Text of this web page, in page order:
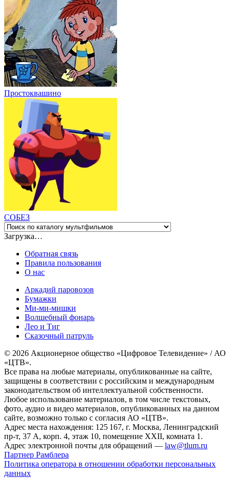
Простоквашино
СОБЕЗ
Загрузка…
Обратная связь
Правила пользования
О нас
Аркадий паровозов
Бумажки
Ми-ми-мишки
Волшебный фонарь
Лео и Тиг
Сказочный патруль
© 2026 Акционерное общество «Цифровое Телевидение» / АО
«ЦТВ».
Все права на любые материалы, опубликованные на сайте,
защищены в соответствии с российским и международным
законодательством об интеллектуальной собственности.
Любое использование материалов, в том числе текстовых,
фото, аудио и видео материалов, опубликованных на данном
сайте, возможно только с согласия АО «ЦТВ».
Адрес места нахождения: 125 167, г. Москва, Ленинградский
пр-т, 37 А, корп. 4, этаж 10, помещение XXII, комната 1.
Адрес электронной почты для обращений — law@tlum.ru
Партнер Рамблера
Политика оператора в отношении обработки персональных
данных